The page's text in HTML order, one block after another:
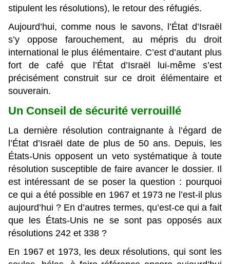
stipulent les résolutions), le retour des réfugiés.
Aujourd’hui, comme nous le savons, l’État d’Israël
s’y oppose farouchement, au mépris du droit
international le plus élémentaire. C’est d’autant plus
fort de café que l’État d’Israël lui-même s’est
précisément construit sur ce droit élémentaire et
souverain.
Un Conseil de sécurité verrouillé
La dernière résolution contraignante à l’égard de
l’État d’Israël date de plus de 50 ans. Depuis, les
États-Unis opposent un veto systématique à toute
résolution susceptible de faire avancer le dossier. Il
est intéressant de se poser la question : pourquoi
ce qui a été possible en 1967 et 1973 ne l’est-il plus
aujourd’hui ? En d’autres termes, qu’est-ce qui a fait
que les États-Unis ne se sont pas opposés aux
résolutions 242 et 338 ?
En 1967 et 1973, les deux résolutions, qui sont les